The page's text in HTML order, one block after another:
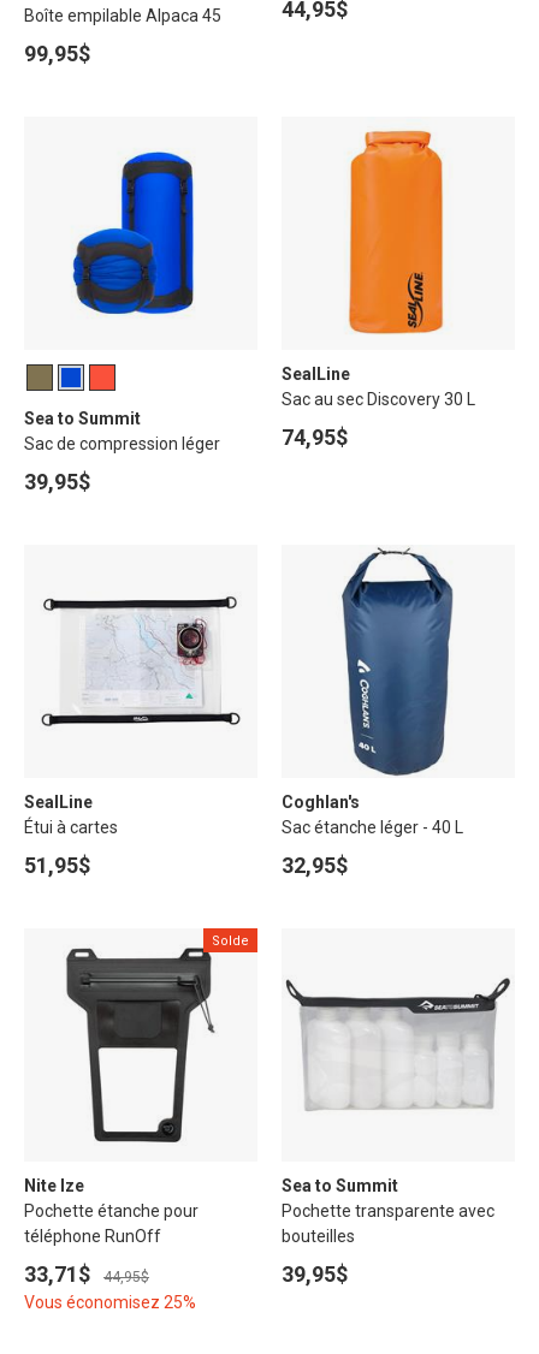
Boîte empilable Alpaca 45
99,95$
44,95$
Sea to Summit
Sac de compression léger
39,95$
SealLine
Sac au sec Discovery 30 L
74,95$
SealLine
Étui à cartes
51,95$
Coghlan's
Sac étanche léger - 40 L
32,95$
Solde
Nite Ize
Pochette étanche pour
téléphone RunOff
33,71$ 44,95$
Vous économisez 25%
Sea to Summit
Pochette transparente avec
bouteilles
39,95$